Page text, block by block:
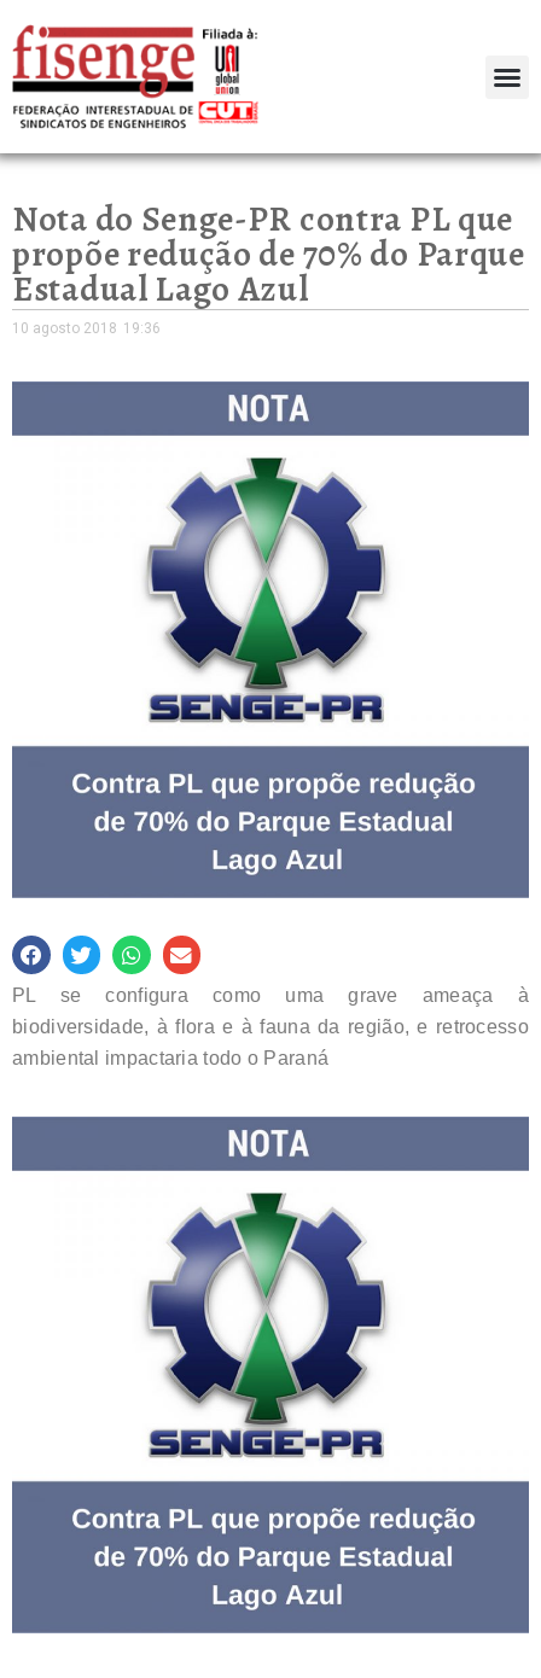
Nota do Senge-PR contra PL que
propõe redução de 70% do Parque
Estadual Lago Azul
10 agosto 2018 19:36
PL se configura como uma grave ameaça à
biodiversidade, à flora e à fauna da região, e retrocesso
ambiental impactaria todo o Paraná